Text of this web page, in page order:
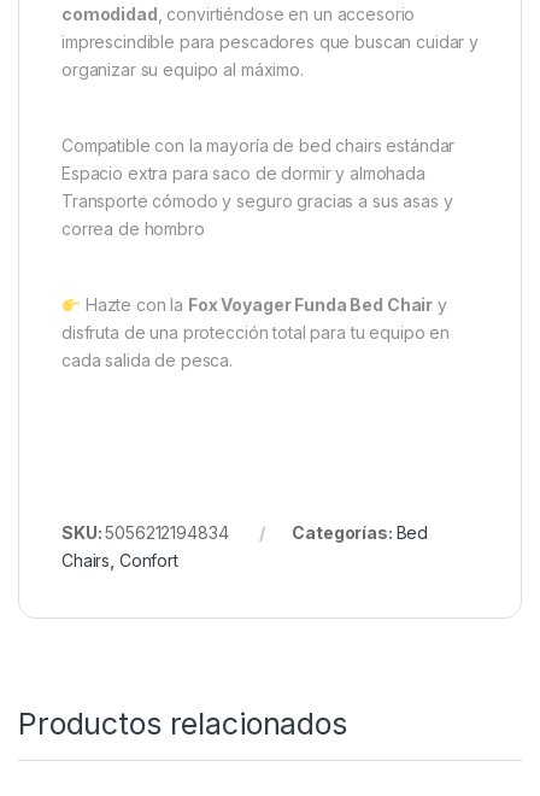
seguro. A esto se suma el acolchado de polietileno,
que protege tu equipo frente a golpes o rozaduras
durante el transporte.
Con unas dimensiones de 86 x 25 x 86 cm, la funda
se adapta a la mayoría de las bed chairs del
mercado, ofreciendo un ajuste fiable y seguro.
comodidad, convirtiéndose en un accesorio
imprescindible para pescadores que buscan cuidar y
organizar su equipo al máximo.
correa de hombro
disfruta de una protección total para tu equipo en